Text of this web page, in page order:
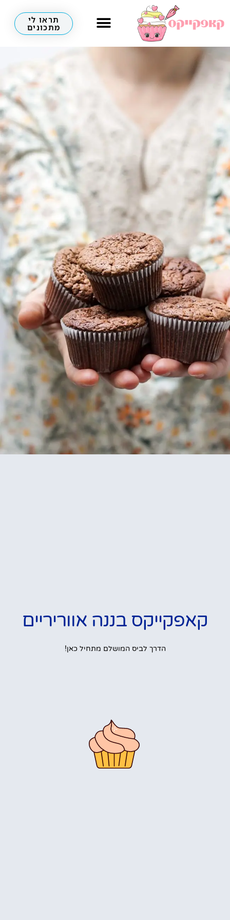
תראו לי
מתכונים
קאפקייקס בננה אווריריים
הדרך לביס המושלם מתחיל כאן!